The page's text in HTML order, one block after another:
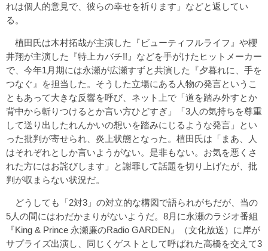
れは個人的意見で、彼らの幸せを祈ります」などと返してい
る。
植田氏は木村拓哉が主演した『ビューティフルライフ』や櫻
井翔が主演した『特上カバチ!!』などを手がけたヒットメーカー
で、今年1月期には永瀬が広瀬すずと共演した『夕暮れに、手を
つなぐ』を担当した。そうした立場にある人物の発言というこ
ともあって大きな反響を呼び、ネット上で「道を踏み外すとか
背中から斬りつけるとか言い方ひどすぎ」「3人の気持ちを尊重
して送り出したれんかいの想いを踏みにじるような発言」とい
った批判が寄せられ、炎上状態となった。植田氏は「まあ、人
はそれぞれとしか言いようがない。是非もない。お気を悪くさ
れた方にはお詫びします」と謝罪して話題を切り上げたが、批
判が収まらない状況だ。
どうしても「2対3」の対立的な構図で語られがちだが、当の
5人の間にはわだかまりがないようだ。8月に永瀬のラジオ番組
『King & Prince 永瀬廉のRadio GARDEN』（文化放送）に岸が
サプライズ出演し、同じくゲストとして呼ばれた高橋を交えて3